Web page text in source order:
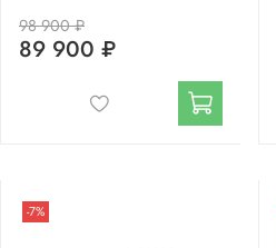
98 900 ₽
89 900 ₽
-7%